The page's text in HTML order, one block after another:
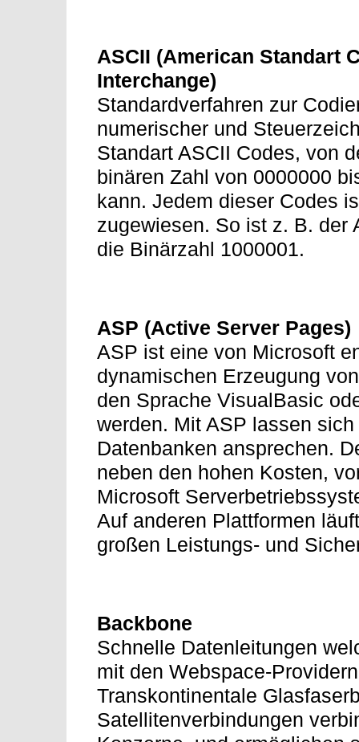
ASCII (American Standart
Interchange)
Standardverfahren zur
numerischer und
Standart ASCII Codes, von
binären Zahl von 0000000
kann. Jedem dieser Codes
zugewiesen. So ist z. B. der
die Binärzahl 1000001.
ASP (Active Server Pages)
ASP ist eine von Microsoft
dynamischen Erzeugung
den Sprache VisualBasic
werden. Mit ASP lassen
Datenbanken ansprechen.
neben den hohen Kosten,
Microsoft
Auf anderen Plattformen
großen Leistungs- und
Backbone
Schnelle Datenleitungen
mit den Webspace-
Transkontinentale
Satellitenverbindungen